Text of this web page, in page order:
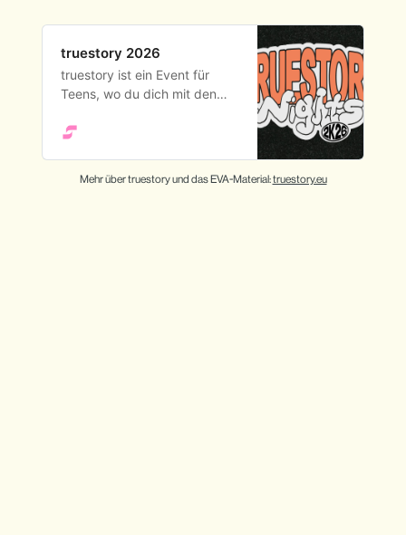
truestory 2026
truestory ist ein Event für
Teens, wo du dich mit den
Identität, Glauben und Sinn
Deutschland zwischen 16.
Mehr über truestory und das EVA-Material: truestory.eu